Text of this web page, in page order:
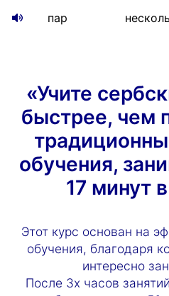
пар
«Учите
быстрее, чем
обучения,
17 минут
Этот курс основан на
обучения, благодаря
интересно
После 3х часов